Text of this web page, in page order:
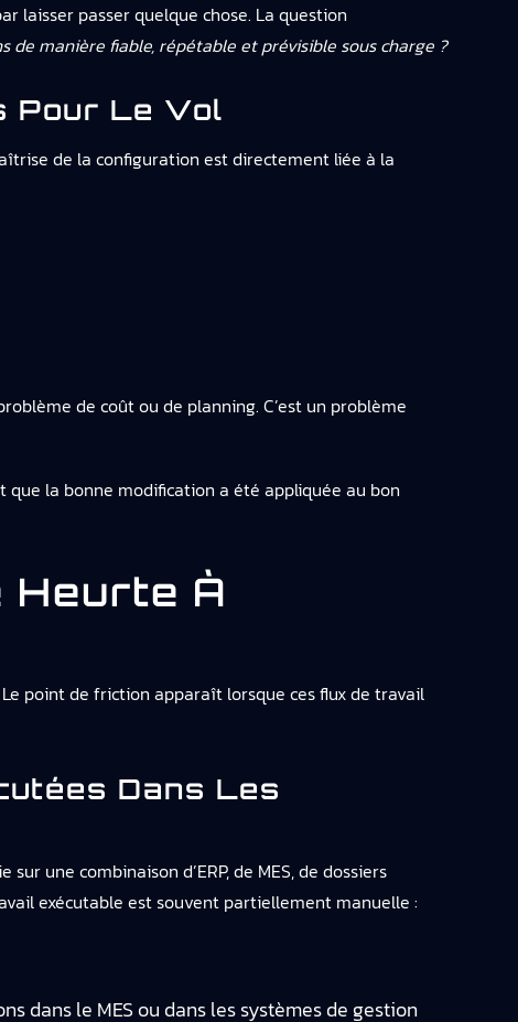
laisser passer quelque chose. La question
de manière fiable, répétable et prévisible sous charge ?
Pour Le Vol
de la configuration est directement liée à la
de coût ou de planning. C’est un problème
la bonne modification a été appliquée au bon
Heurte À
point de friction apparaît lorsque ces flux de travail
Dans Les
une combinaison d’ERP, de MES, de dossiers
exécutable est souvent partiellement manuelle :
dans le MES ou dans les systèmes de gestion